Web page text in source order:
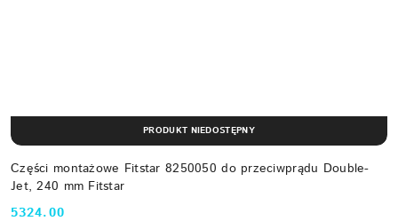
Części montażowe Fitstar 8250050 do przeciwprądu Double-
Jet, 240 mm Fitstar
5324.00
PRODUKT NIEDOSTĘPNY